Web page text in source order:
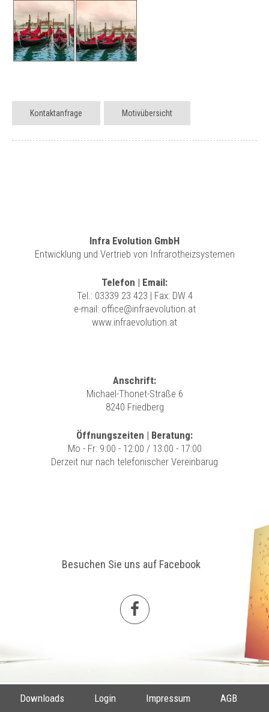
Kontaktanfrage Motivübersicht
Infra Evolution GmbH
Entwicklung und Vertrieb von Infrarotheizsystemen
Telefon | Email:
Tel.: 03339 23 423 | Fax: DW 4
e-mail: office@infraevolution.at
www.infraevolution.at
Anschrift:
Michael-Thonet-Straße 6
8240 Friedberg
Öffnungszeiten | Beratung:
Mo - Fr: 9:00 - 12:00 / 13:00 - 17:00
Derzeit nur nach telefonischer Vereinbarug
Besuchen Sie uns auf Facebook
Downloads Login Impressum AGB